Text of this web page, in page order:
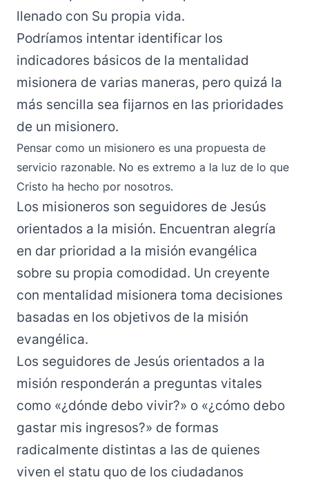
llenado con Su propia vida.
Podríamos intentar identificar los
indicadores básicos de la mentalidad
misionera de varias maneras, pero quizá la
más sencilla sea fijarnos en las prioridades
de un misionero.
Pensar como un misionero es una propuesta de
servicio razonable. No es extremo a la luz de lo que
Cristo ha hecho por nosotros.
Los misioneros son seguidores de Jesús
orientados a la misión. Encuentran alegría
en dar prioridad a la misión evangélica
sobre su propia comodidad. Un creyente
con mentalidad misionera toma decisiones
basadas en los objetivos de la misión
evangélica.
Los seguidores de Jesús orientados a la
misión responderán a preguntas vitales
como «¿dónde debo vivir?» o «¿cómo debo
gastar mis ingresos?» de formas
radicalmente distintas a las de quienes
viven el statu quo de los ciudadanos